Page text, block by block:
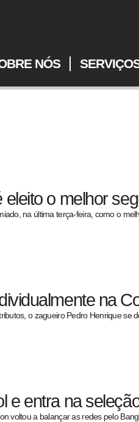
NÓS
eleito o melhor
na última terça-feira, como o
na
o zagueiro Pedro Henrique se
e entra na
voltou a balançar as redes pelo